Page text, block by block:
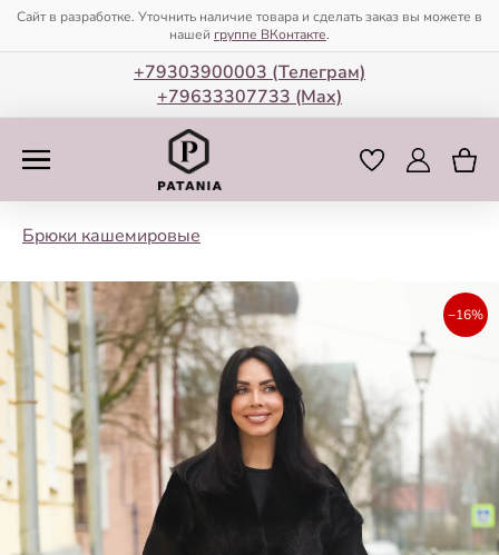
Сайт в разработке. Уточнить наличие товара и сделать заказ вы можете в
нашей группе ВКонтакте.
+79303900003 (Телеграм)
+79633307733 (Мax)
Брюки кашемировые
−16%